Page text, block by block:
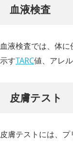
血液検査
血液検査では、体
示すTARC値、アレ
皮膚テスト
皮膚テストには、